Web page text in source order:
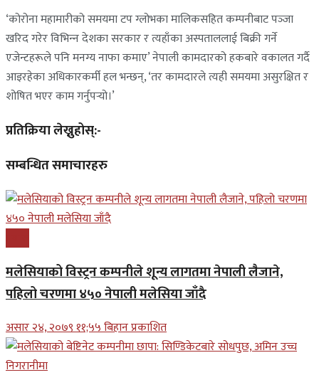
‘कोरोना महामारीको समयमा टप ग्लोभका मालिकसहित कम्पनीबाट पञ्‍जा
खरिद गरेर विभिन्‍न देशका सरकार र त्यहाँका अस्पताललाई बिक्री गर्ने
एजेन्टहरूले पनि मनग्य नाफा कमाए’ नेपाली कामदारको हकबारे वकालत गर्दै
आइरहेका अधिकारकर्मी हल भन्छन्, ‘तर कामदारले त्यही समयमा असुरक्षित र
शोषित भएर काम गर्नुपर्‍यो।’
प्रतिक्रिया लेख्नुहोस्:-
सम्बन्धित समाचारहरु
मलेसियाको विस्ट्रन कम्पनीले शून्य लागतमा नेपाली लैजाने,
पहिलो चरणमा ४५० नेपाली मलेसिया जाँदै
असार २४, २०७९ ११;५५ बिहान प्रकाशित